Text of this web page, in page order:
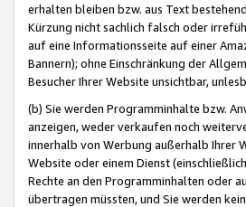
erhalten bleiben bzw. aus Text
Kürzung nicht sachlich falsch oder
auf eine Informationsseite auf einer
Bannern); ohne Einschränkung der
Besucher Ihrer Website unsichtbar,
(b) Sie werden Programminhalte bzw.
anzeigen, weder verkaufen noch
innerhalb von Werbung außerhalb Ihrer
Website oder einem Dienst
Rechte an den Programminhalten oder
übertragen müssten, und Sie werden